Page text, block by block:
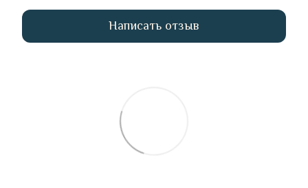
Написать отзыв